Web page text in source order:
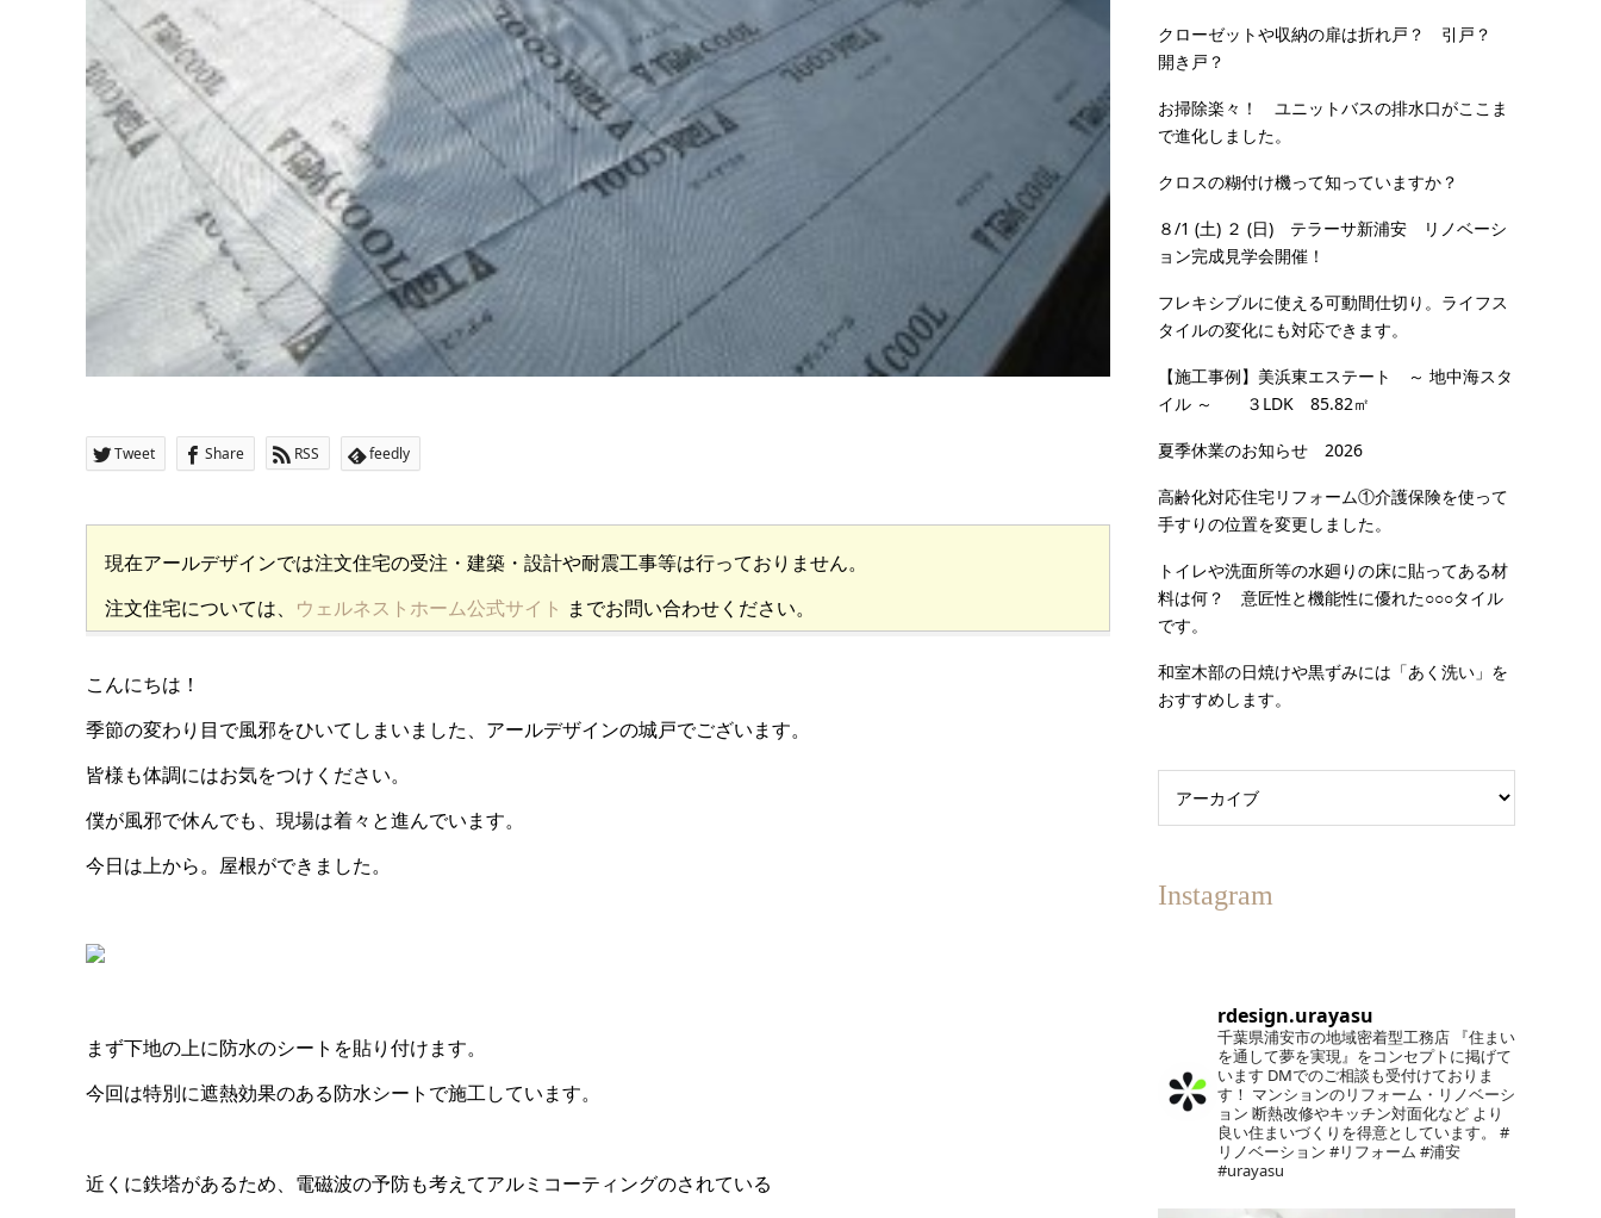
Tweet Share RSS feedly
現在アールデザインでは注文住宅の受注・建築・設計や耐震工事等は行っておりません。
注文住宅については、 ウェルネストホーム公式サイト までお問い合わせください。
こんにちは！
季節の変わり目で風邪をひいてしまいました、アールデザインの城戸でございます。
皆様も体調にはお気をつけください。
僕が風邪で休んでも、現場は着々と進んでいます。
今日は上から。屋根ができました。
まず下地の上に防水のシートを貼り付けます。
今回は特別に遮熱効果のある防水シートで施工しています。
近くに鉄塔があるため、電磁波の予防も考えてアルミコーティングのされている
クローゼットや収納の扉は折れ戸？ 引戸？
開き戸？
お掃除楽々！ ユニットバスの排水口がここま
で進化しました。
クロスの糊付け機って知っていますか？
８/1 (土) ２ (日) テラーサ新浦安 リノベーシ
ョン完成見学会開催！
フレキシブルに使える可動間仕切り。ライフス
タイルの変化にも対応できます。
【施工事例】美浜東エステート ～ 地中海スタ
イル ～ ３LDK 85.82㎡
夏季休業のお知らせ 2026
高齢化対応住宅リフォーム①介護保険を使って
手すりの位置を変更しました。
トイレや洗面所等の水廻りの床に貼ってある材
料は何？ 意匠性と機能性に優れた○○○タイル
です。
和室木部の日焼けや黒ずみには「あく洗い」を
おすすめします。
Instagram
rdesign.urayasu
千葉県浦安市の地域密着型工務店 『住まい
を通して夢を実現』をコンセプトに掲げて
います DMでのご相談も受付けておりま
す！ マンションのリフォーム・リノベーシ
ョン 断熱改修やキッチン対面化など より
良い住まいづくりを得意としています。
#
リノベーション #リフォーム #浦安
#urayasu